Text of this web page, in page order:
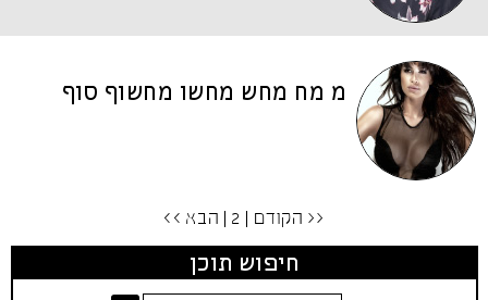
מ מח מחש מחשו מחשוף סוף
<< הקודם הבא >>
חיפוש תוכן